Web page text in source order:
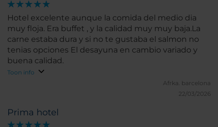
Prima hotel
Hotel excelente aunque la comida del medio dia
muy floja. Era buffet , y la calidad muy muy baja.La
carne estaba dura y si no te gustaba el salmon no
tenias opciones El desayuna en cambio variado y
buena calidad.
Toon info
Afrka. barcelona
22/03/2026